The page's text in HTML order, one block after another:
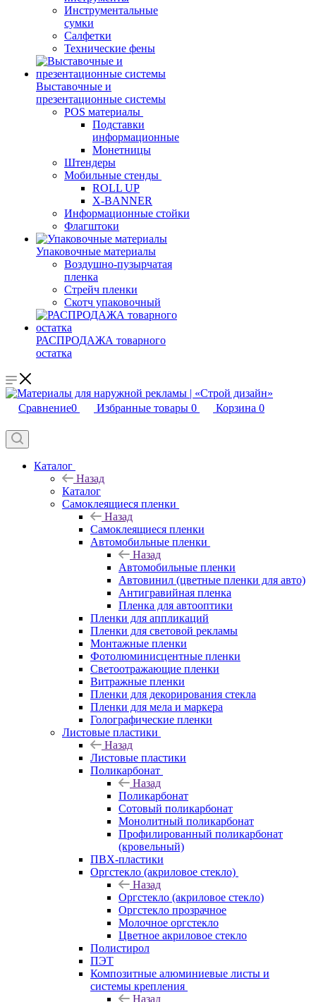
Инструментальные
сумки
Салфетки
Технические фены
Выставочные и
презентационные системы
POS материалы
Подставки
информационные
Монетницы
Штендеры
Мобильные стенды
ROLL UP
X-BANNER
Информационные стойки
Флагштоки
Упаковочные материалы
Воздушно-пузырчатая
пленка
Стрейч пленки
Скотч упаковочный
РАСПРОДАЖА товарного
остатка
Сравнение0 Избранные товары 0 Корзина 0
Каталог
Назад
Каталог
Самоклеящиеся пленки
Назад
Самоклеящиеся пленки
Автомобильные пленки
Назад
Автомобильные пленки
Автовинил (цветные пленки для авто)
Антигравийная пленка
Пленка для автооптики
Пленки для аппликаций
Пленки для световой рекламы
Монтажные пленки
Фотолюминисцентные пленки
Светоотражающие пленки
Витражные пленки
Пленки для декорирования стекла
Пленки для мела и маркера
Голографические пленки
Листовые пластики
Назад
Листовые пластики
Поликарбонат
Назад
Поликарбонат
Сотовый поликарбонат
Монолитный поликарбонат
Профилированный поликарбонат
(кровельный)
ПВХ-пластики
Оргстекло (акриловое стекло)
Назад
Оргстекло (акриловое стекло)
Оргстекло прозрачное
Молочное оргстекло
Цветное акриловое стекло
Полистирол
ПЭТ
Композитные алюминиевые листы и
системы крепления
Назад